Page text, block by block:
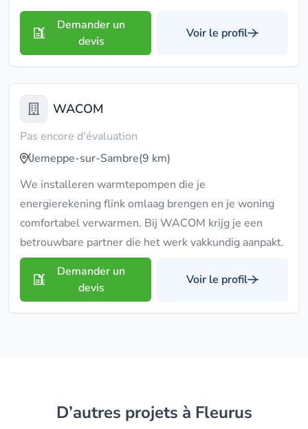
Demander un
devis
Voir le profil
WACOM
Pas encore d'évaluation
Jemeppe-sur-Sambre(9 km)
We installeren warmtepompen die je
energierekening flink omlaag brengen en je woning
comfortabel verwarmen. Bij WACOM krijg je een
betrouwbare partner die het werk vakkundig aanpakt.
Demander un
devis
Voir le profil
D’autres projets à Fleurus